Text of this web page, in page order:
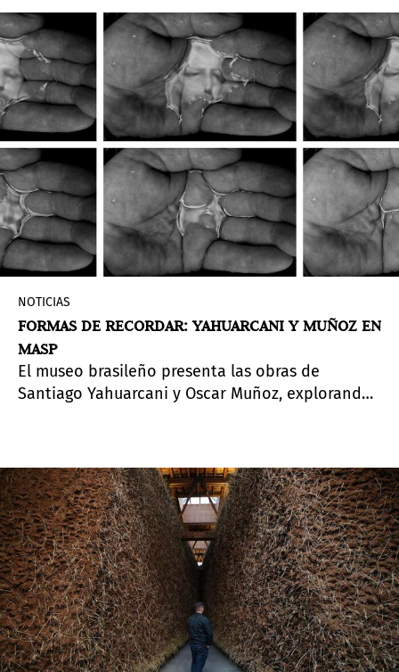
NOTICIAS
FORMAS DE RECORDAR: YAHUARCANI Y MUÑOZ EN
MASP
El museo brasileño presenta las obras de
Santiago Yahuarcani y Oscar Muñoz, explorando